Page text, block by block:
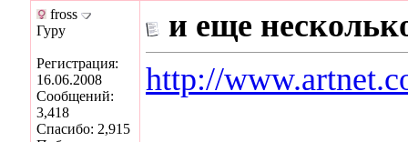
fross
Гуру
Регистрация:
16.06.2008
Сообщений:
3,418
Спасибо: 2,915
и еще
http://